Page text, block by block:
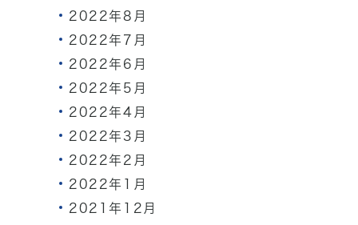
2022年8月
2022年7月
2022年6月
2022年5月
2022年4月
2022年3月
2022年2月
2022年1月
2021年12月